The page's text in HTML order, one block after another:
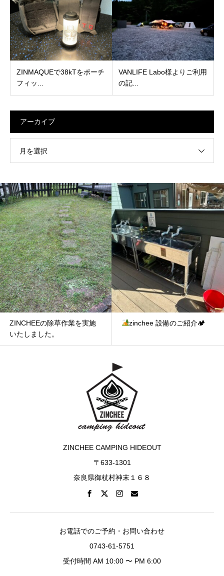
ZINMAQUEで38kTをポーチ
フィッ...
VANLIFE Labo様よりご利用
の記...
アーカイブ
月を選択
ZINCHEEの除草作業を実施
いたしました。
zinchee 設備のご紹介🏕
ZINCHEE CAMPING HIDEOUT
〒633-1301
奈良県御杖村神末１６８
お電話でのご予約・お問い合わせ
0743-61-5751
受付時間 AM 10:00 〜 PM 6:00